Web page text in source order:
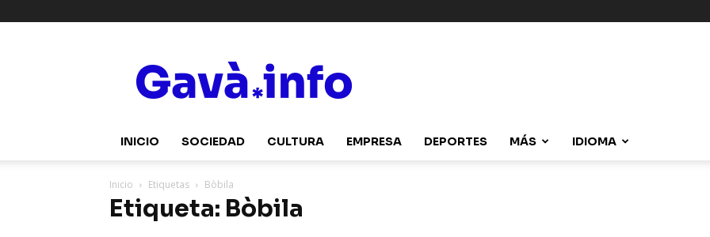
INICIO SOCIEDAD CULTURA EMPRESA DEPORTES MÁS IDIOMA
Inicio Etiquetas Bòbila
Etiqueta: Bòbila